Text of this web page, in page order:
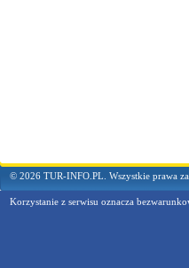
© 2026 TUR-INFO.PL. Wszystkie prawa
Korzystanie z serwisu oznacza